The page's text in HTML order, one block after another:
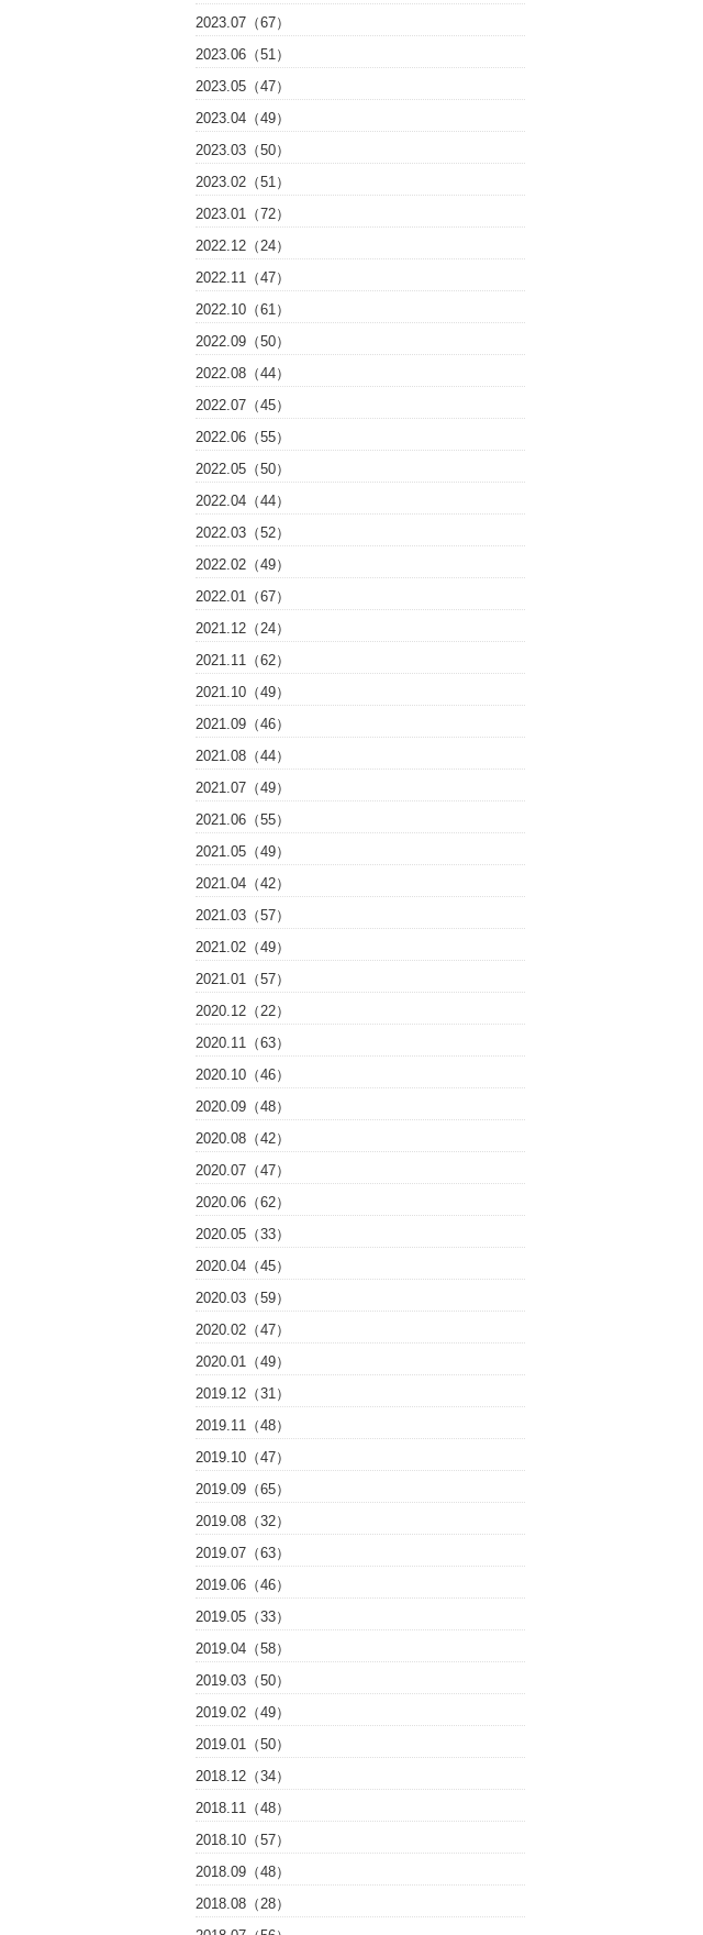
2023.07（67）
2023.06（51）
2023.05（47）
2023.04（49）
2023.03（50）
2023.02（51）
2023.01（72）
2022.12（24）
2022.11（47）
2022.10（61）
2022.09（50）
2022.08（44）
2022.07（45）
2022.06（55）
2022.05（50）
2022.04（44）
2022.03（52）
2022.02（49）
2022.01（67）
2021.12（24）
2021.11（62）
2021.10（49）
2021.09（46）
2021.08（44）
2021.07（49）
2021.06（55）
2021.05（49）
2021.04（42）
2021.03（57）
2021.02（49）
2021.01（57）
2020.12（22）
2020.11（63）
2020.10（46）
2020.09（48）
2020.08（42）
2020.07（47）
2020.06（62）
2020.05（33）
2020.04（45）
2020.03（59）
2020.02（47）
2020.01（49）
2019.12（31）
2019.11（48）
2019.10（47）
2019.09（65）
2019.08（32）
2019.07（63）
2019.06（46）
2019.05（33）
2019.04（58）
2019.03（50）
2019.02（49）
2019.01（50）
2018.12（34）
2018.11（48）
2018.10（57）
2018.09（48）
2018.08（28）